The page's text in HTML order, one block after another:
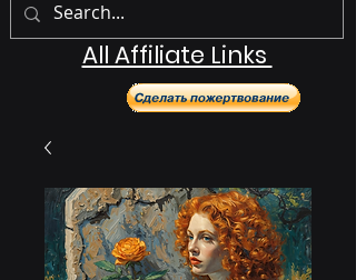
All Affiliate Links